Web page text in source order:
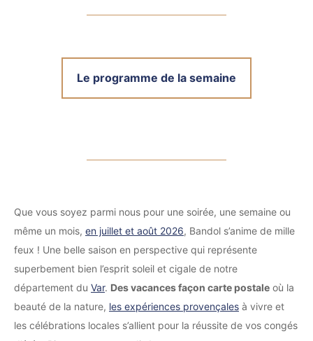
Le programme de la semaine
Que vous soyez parmi nous pour une soirée, une semaine ou
même un mois, en juillet et août 2026, Bandol s’anime de mille
feux ! Une belle saison en perspective qui représente
superbement bien l’esprit soleil et cigale de notre
département du Var. Des vacances façon carte postale où la
beauté de la nature, les expériences provençales à vivre et
les célébrations locales s’allient pour la réussite de vos congés